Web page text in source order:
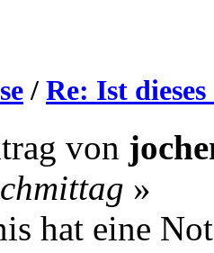
/ Re: Ist
von
»
hat eine